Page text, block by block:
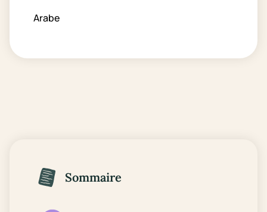
Arabe
Sommaire